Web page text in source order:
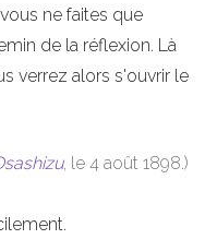
ne faites que
de la réflexion. Là
verrez alors s'ouvrir le
, le 4 août 1898.)